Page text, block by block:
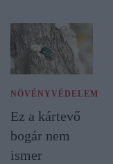
NÖVÉNYVÉDELEM
Ez a kártevő
bogár nem
ismer